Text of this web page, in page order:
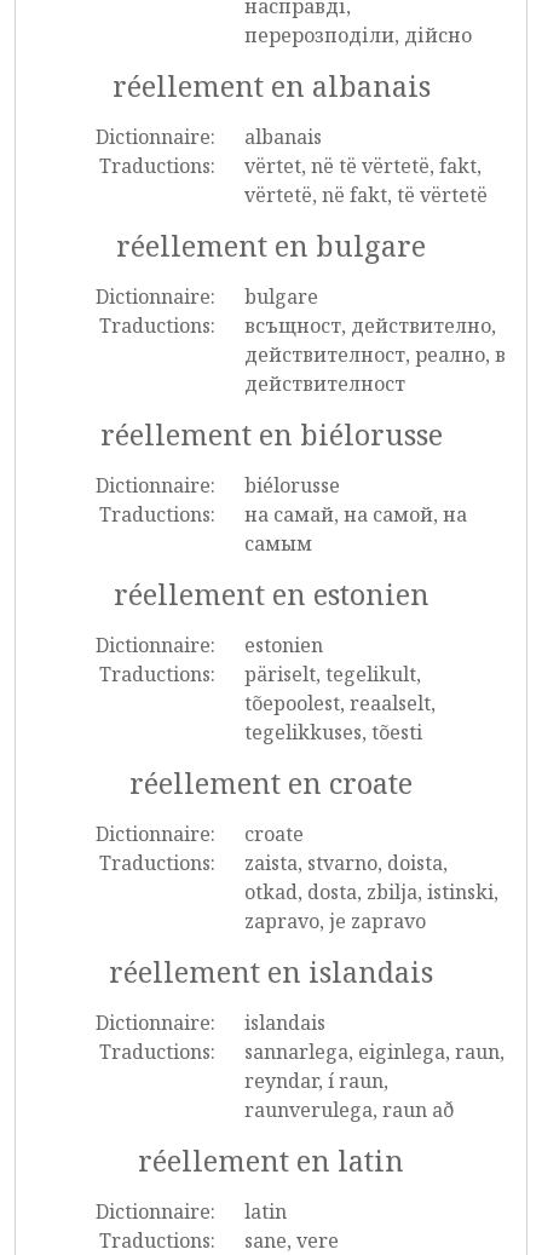
насправді,
перерозподіли, дійсно
réellement en albanais
Dictionnaire:
albanais
Traductions:
vërtet, në të vërtetë, fakt,
vërtetë, në fakt, të vërtetë
réellement en bulgare
Dictionnaire:
bulgare
Traductions:
всъщност, действително,
действителност, реално, в
действителност
réellement en biélorusse
Dictionnaire:
biélorusse
Traductions:
на самай, на самой, на
самым
réellement en estonien
Dictionnaire:
estonien
Traductions:
päriselt, tegelikult,
tõepoolest, reaalselt,
tegelikkuses, tõesti
réellement en croate
Dictionnaire:
croate
Traductions:
zaista, stvarno, doista,
otkad, dosta, zbilja, istinski,
zapravo, je zapravo
réellement en islandais
Dictionnaire:
islandais
Traductions:
sannarlega, eiginlega, raun,
reyndar, í raun,
raunverulega, raun að
réellement en latin
Dictionnaire:
latin
Traductions:
sane, vere